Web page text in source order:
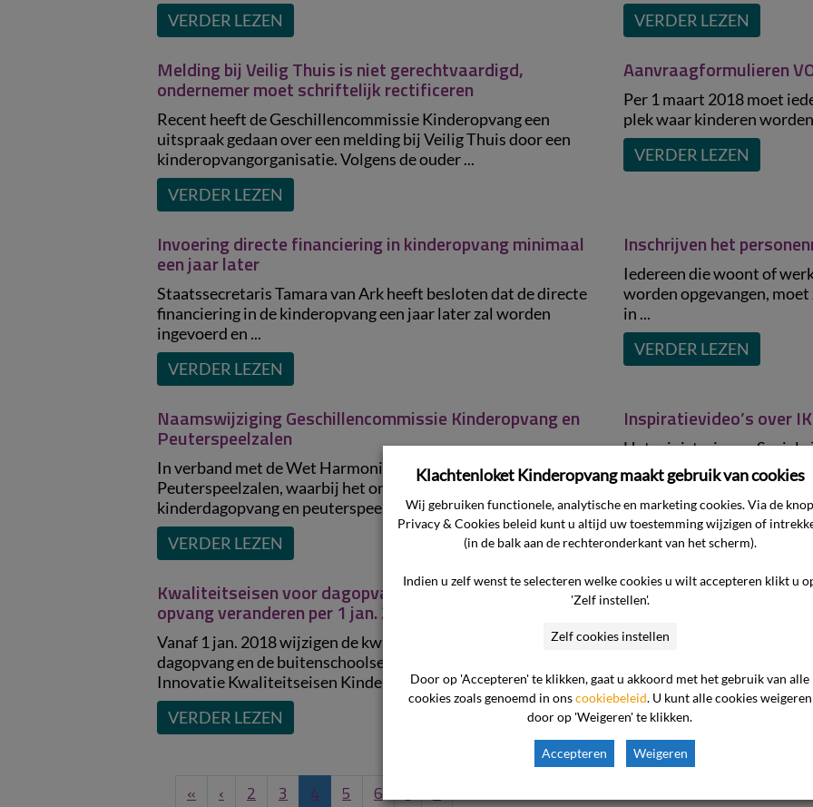
VERDER LEZEN
VERDER LEZEN
Melding bij Veilig Thuis is niet gerechtvaardigd,
ondernemer moet schriftelijk rectificeren
Recent heeft de Geschillencommissie Kinderopvang een
uitspraak gedaan over een melding bij Veilig Thuis door een
kinderopvangorganisatie. Volgens de ouder ...
VERDER LEZEN
Aanvraagformulieren
Per 1 maart 2018 moet
plek waar kinderen
VERDER LEZEN
Invoering directe financiering in kinderopvang minimaal
een jaar later
Staatssecretaris Tamara van Ark heeft besloten dat de directe
financiering in de kinderopvang een jaar later zal worden
ingevoerd en ...
VERDER LEZEN
Inschrijven het
Iedereen die woont of
worden opgevangen,
in ...
VERDER LEZEN
Naamswijziging Geschillencommissie Kinderopvang en
Peuterspeelzalen
In verband met de Wet Harmonisatie Kinderopvang en
Peuterspeelzalen, waarbij het onderscheid tussen
kinderdagopvang en peuterspeelzalen komt te vervallen, is ...
VERDER LEZEN
Inspiratievideo’s over
Het ministerie van Sociale
ontwikkelde over de
inspiratievideo voor
VERDER LEZEN
Kwaliteitseisen voor dagopvang en buitenschoolse
opvang veranderen per 1 jan. 2018
Vanaf 1 jan. 2018 wijzigen de kwaliteitseisen voor de
dagopvang en de buitenschoolse opvang, middels de Wet
Innovatie Kwaliteitseisen Kinderopvang ...
VERDER LEZEN
Verbinden en
Kindermishandeling
De week van 20 tot en
tegen
...
VERDER LEZEN
« ‹ 2 3 4 5 6
Klachtenloket Kinderopvang maakt gebruik van cookies
Wij gebruiken functionele, analytische en marketing cookies. Via de knop
Privacy & Cookies beleid kunt u altijd uw toestemming wijzigen of
(in de balk aan de rechteronderkant van het scherm).
Indien u zelf wenst te selecteren welke cookies u wilt accepteren klikt u
'Zelf instellen'.
Zelf cookies instellen
Door op 'Accepteren' te klikken, gaat u akkoord met het gebruik van alle
cookies zoals genoemd in onscookiebeleid. U kunt alle cookies weigeren
door op 'Weigeren' te klikken.
Accepteren Weigeren